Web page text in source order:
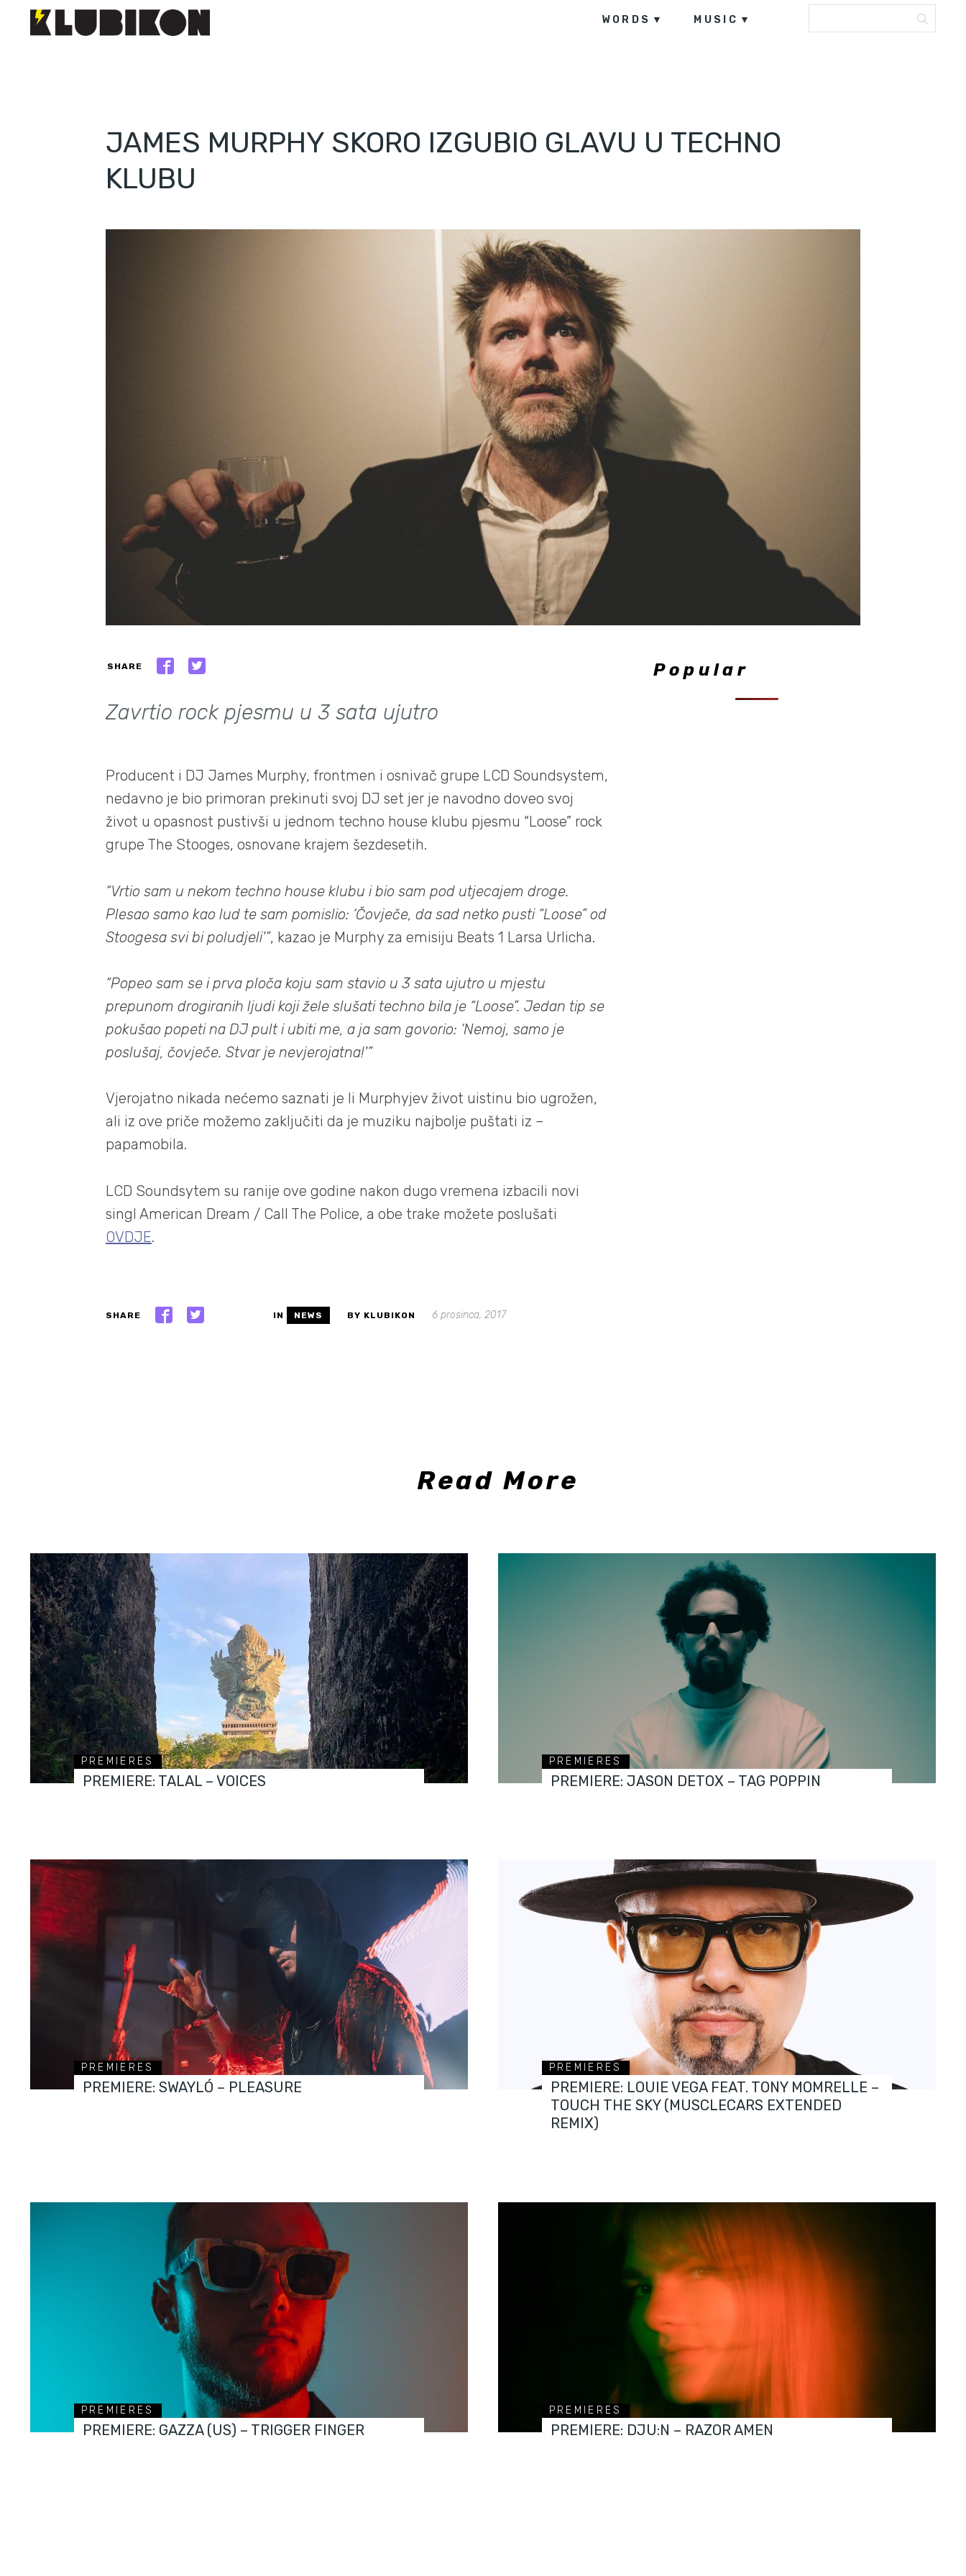
WORDS MUSIC
JAMES MURPHY SKORO IZGUBIO GLAVU U TECHNO
KLUBU
SHARE
Zavrtio rock pjesmu u 3 sata ujutro
Producent i DJ James Murphy, frontmen i osnivač grupe LCD Soundsystem,
nedavno je bio primoran prekinuti svoj DJ set jer je navodno doveo svoj
život u opasnost pustivši u jednom techno house klubu pjesmu “Loose” rock
grupe The Stooges, osnovane krajem šezdesetih.
“Vrtio sam u nekom techno house klubu i bio sam pod utjecajem droge.
Plesao samo kao lud te sam pomislio: ‘Čovječe, da sad netko pusti “Loose” od
Stoogesa svi bi poludjeli'”, kazao je Murphy za emisiju Beats 1 Larsa Urlicha.
“Popeo sam se i prva ploča koju sam stavio u 3 sata ujutro u mjestu
prepunom drogiranih ljudi koji žele slušati techno bila je “Loose”. Jedan tip se
pokušao popeti na DJ pult i ubiti me, a ja sam govorio: ‘Nemoj, samo je
poslušaj, čovječe. Stvar je nevjerojatna!'”
Vjerojatno nikada nećemo saznati je li Murphyjev život uistinu bio ugrožen,
ali iz ove priče možemo zaključiti da je muziku najbolje puštati iz –
papamobila.
LCD Soundsytem su ranije ove godine nakon dugo vremena izbacili novi
singl American Dream / Call The Police, a obe trake možete poslušati
OVDJE.
SHARE IN NEWS BY KLUBIKON 6 prosinca, 2017
Popular
Read More
PREMIERES
PREMIERE: TALAL – VOICES
PREMIERES
PREMIERE: JASON DETOX – TAG POPPIN
PREMIERES
PREMIERE: SWAYLÓ – PLEASURE
PREMIERES
PREMIERE: LOUIE VEGA FEAT. TONY MOMRELLE –
TOUCH THE SKY (MUSCLECARS EXTENDED
REMIX)
PREMIERES
PREMIERE: GAZZA (US) – TRIGGER FINGER
PREMIERES
PREMIERE: DJU:N – RAZOR AMEN